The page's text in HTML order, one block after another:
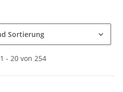
Sortierung
- 20 von 254